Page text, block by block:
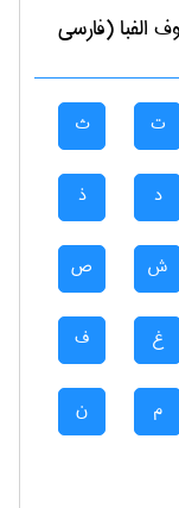
الفبا (فارسی
ت ث
د ذ
ش ص
غ ف
م ن